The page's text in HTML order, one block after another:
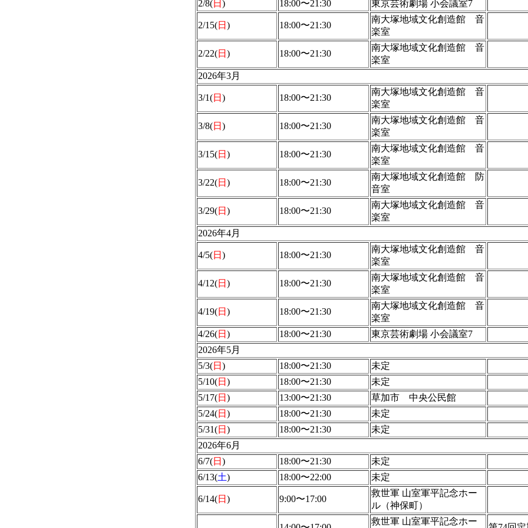
2/8(日 ) 18:00〜21:30 東京芸術劇場 小会議室7
2/15(日 ) 18:00〜21:30
南大塚地域文化創造館 音
楽室
2/22(日 ) 18:00〜21:30
南大塚地域文化創造館 音
楽室
2026年3月
3/1(日 ) 18:00〜21:30
南大塚地域文化創造館 音
楽室
3/8(日 ) 18:00〜21:30
南大塚地域文化創造館 音
楽室
3/15(日 ) 18:00〜21:30
南大塚地域文化創造館 音
楽室
3/22(日 ) 18:00〜21:30
南大塚地域文化創造館 防
音室
3/29(日 ) 18:00〜21:30
南大塚地域文化創造館 音
楽室
2026年4月
4/5(日 ) 18:00〜21:30
南大塚地域文化創造館 音
楽室
4/12(日 ) 18:00〜21:30
南大塚地域文化創造館 音
楽室
4/19(日 ) 18:00〜21:30
南大塚地域文化創造館 音
楽室
4/26(日 ) 18:00〜21:30
東京芸術劇場 小会議室7
2026年5月
5/3(日 ) 18:00〜21:30
未定
5/10(日 ) 18:00〜21:30
未定
5/17(日 ) 13:00〜21:30
草加市 中央公民館
5/24(日 ) 18:00〜21:30
未定
5/31(日 ) 18:00〜21:30
未定
2026年6月
6/7(日 ) 18:00〜21:30
未定
6/13(土) 18:00〜22:00 未定
6/14(日 ) 9:00〜17:00
救世軍 山室軍平記念ホー
ル（神保町）
救世軍 山室軍平記念ホー